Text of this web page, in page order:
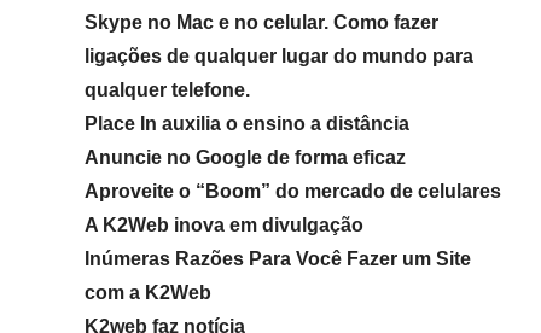
Skype no Mac e no celular. Como fazer
ligações de qualquer lugar do mundo para
qualquer telefone.
Place In auxilia o ensino a distância
Anuncie no Google de forma eficaz
Aproveite o “Boom” do mercado de celulares
A K2Web inova em divulgação
Inúmeras Razões Para Você Fazer um Site
com a K2Web
K2web faz notícia